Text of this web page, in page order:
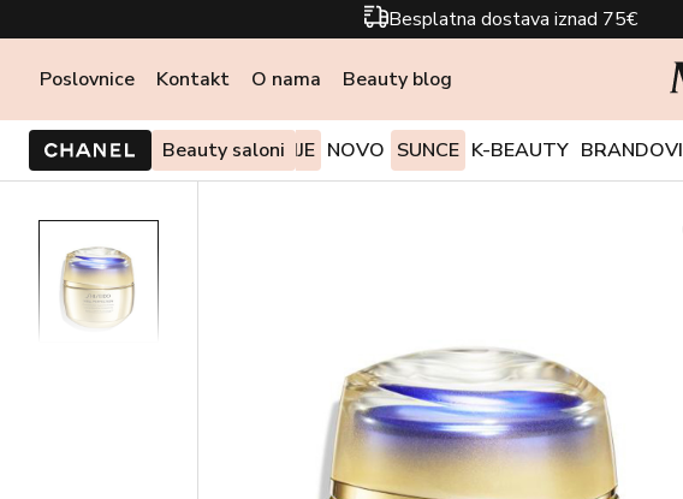
Besplatna dostava iznad 75€
Poslovnice Kontakt O nama Beauty blog
Beauty saloni
PONUDE I AKCIJE NOVO SUNCE K-BEAUTY BRANDOVI